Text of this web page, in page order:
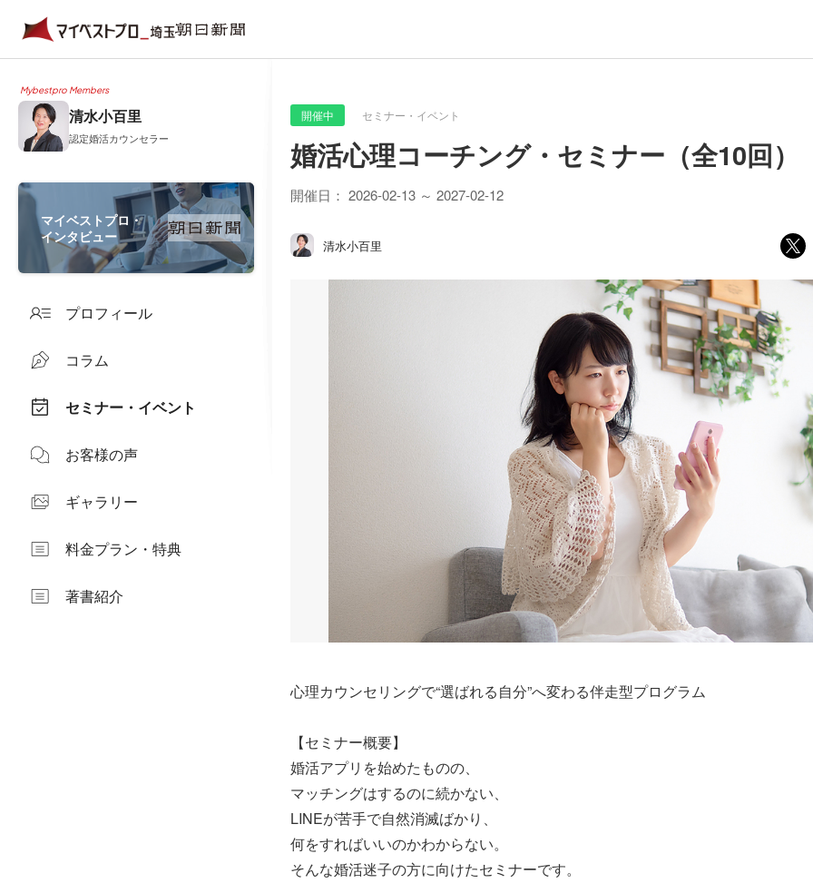
Mybestpro Members
清水小百里
認定婚活カウンセラー
マイベストプロ・
インタビュー
プロフィール
コラム
セミナー・イベント
お客様の声
ギャラリー
料金プラン・特典
著書紹介
開催中 セミナー・イベント
婚活心理コーチング・セミナー（全10回）
開催日： 2026-02-13 ～ 2027-02-12
清水小百里
心理カウンセリングで“選ばれる自分”へ変わる伴走型プログラム
【セミナー概要】
婚活アプリを始めたものの、
マッチングはするのに続かない、
LINEが苦手で自然消滅ばかり、
何をすればいいのかわからない。
そんな婚活迷子の方に向けたセミナーです。